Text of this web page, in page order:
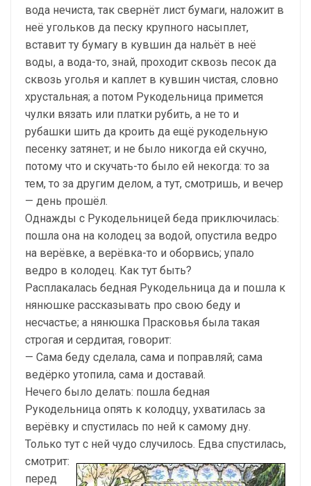
вода нечиста, так свернёт лист бумаги, наложит в
неё угольков да песку крупного насыплет,
вставит ту бумагу в кувшин да нальёт в неё
воды, а вода-то, знай, проходит сквозь песок да
сквозь уголья и каплет в кувшин чистая, словно
хрустальная; а по­том Рукодельница примется
чулки вязать или платки рубить, а не то и
рубашки шить да кроить да ещё рукодельную
песенку затянет; и не было никогда ей скучно,
потому что и скучать-то было ей некогда: то за
тем, то за другим де­лом, а тут, смотришь, и вечер
— день прошёл.
Однажды с Рукодельницей беда приключилась:
пошла она на колодец за водой, опустила ведро
на верёвке, а верёвка-то и оборвись; упало
ведро в колодец. Как тут быть?
Расплакалась бедная Рукодельница да и пошла к
нянюш­ке рассказывать про свою беду и
несчастье; а нянюшка Прасковья была такая
строгая и сердитая, говорит:
— Сама беду сделала, сама и поправляй; сама
ведёрко утопила, сама и доставай.
Нечего было делать: пошла бедная
Рукодельница опять к колодцу, ухватилась за
верёвку и спустилась по ней к само­му дну.
Только тут с ней чудо случилось. Едва спустилась,
смотрит:
перед